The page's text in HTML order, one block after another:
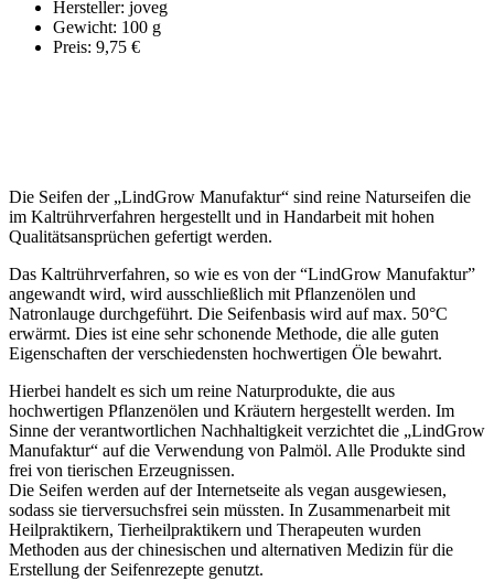
Hersteller: joveg
Gewicht: 100 g
Preis: 9,75 €
Die Seifen der „LindGrow Manufaktur“ sind reine Naturseifen die
im Kaltrührverfahren hergestellt und in Handarbeit mit hohen
Qualitätsansprüchen gefertigt werden.
Das Kaltrührverfahren, so wie es von der “LindGrow Manufaktur”
angewandt wird, wird ausschließlich mit Pflanzenölen und
Natronlauge durchgeführt. Die Seifenbasis wird auf max. 50°C
erwärmt. Dies ist eine sehr schonende Methode, die alle guten
Eigenschaften der verschiedensten hochwertigen Öle bewahrt.
Hierbei handelt es sich um reine Naturprodukte, die aus
hochwertigen Pflanzenölen und Kräutern hergestellt werden. Im
Sinne der verantwortlichen Nachhaltigkeit verzichtet die „LindGrow
Manufaktur“ auf die Verwendung von Palmöl. Alle Produkte sind
frei von tierischen Erzeugnissen.
Die Seifen werden auf der Internetseite als vegan ausgewiesen,
sodass sie tierversuchsfrei sein müssten. In Zusammenarbeit mit
Heilpraktikern, Tierheilpraktikern und Therapeuten wurden
Methoden aus der chinesischen und alternativen Medizin für die
Erstellung der Seifenrezepte genutzt.